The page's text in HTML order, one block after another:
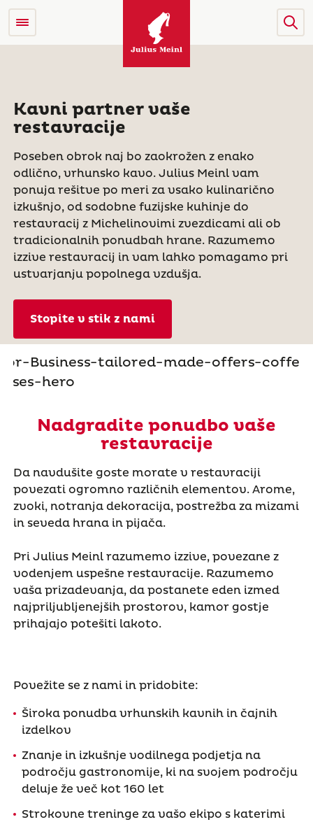
Kavni partner vaše
restavracije
Poseben obrok naj bo zaokrožen z enako
odlično, vrhunsko kavo. Julius Meinl vam
ponuja rešitve po meri za vsako kulinarično
izkušnjo, od sodobne fuzijske kuhinje do
restavracij z Michelinovimi zvezdicami ali ob
tradicionalnih ponudbah hrane. Razumemo
izzive restavracij in vam lahko pomagamo pri
ustvarjanju popolnega vzdušja.
Stopite v stik z nami
Nadgradite ponudbo vaše
restavracije
Da navdušite goste morate v restavraciji
povezati ogromno različnih elementov. Arome,
zvoki, notranja dekoracija, postrežba za mizami
in seveda hrana in pijača.
Pri Julius Meinl razumemo izzive, povezane z
vodenjem uspešne restavracije. Razumemo
vaša prizadevanja, da postanete eden izmed
najpriljubljenejših prostorov, kamor gostje
prihajajo potešiti lakoto.
Povežite se z nami in pridobite:
Široka ponudba vrhunskih kavnih in čajnih
izdelkov
Znanje in izkušnje vodilnega podjetja na
področju gastronomije, ki na svojem področju
deluje že več kot 160 let
Strokovne treninge za vašo ekipo s katerimi